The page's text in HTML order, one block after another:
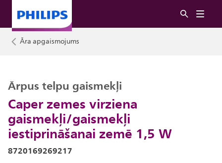
Āra apgaismojums
Caper zemes virziena
gaismekļi/gaismekļi
iestiprināšanai zemē 1,5 W
Ārpus telpu gaismekļi
8720169269217